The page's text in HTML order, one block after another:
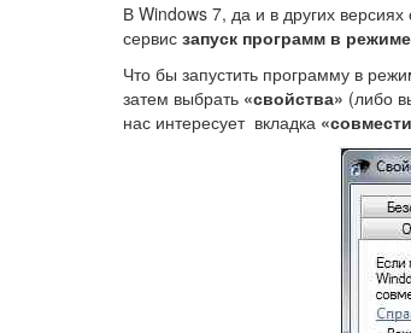
В Windows 7, да и в других
сервис запуск программ в
Что бы запустить программу в
затем выбрать «свойства» (либо
нас интересует вкладка